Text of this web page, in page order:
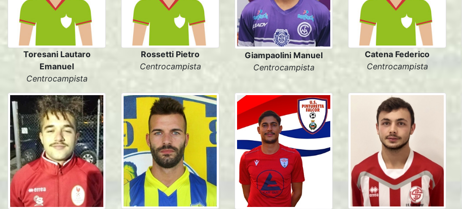
Toresani Lautaro
Emanuel
Centrocampista
Rossetti Pietro
Centrocampista
Giampaolini Manuel
Centrocampista
Catena Federico
Centrocampista